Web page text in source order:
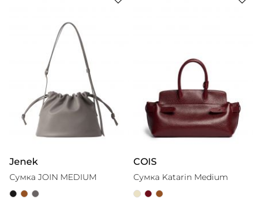
Jenek
Сумка JOIN MEDIUM
COIS
Cумка Katarin Medium